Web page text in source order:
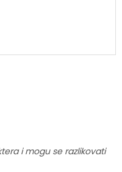
i mogu se razlikovati